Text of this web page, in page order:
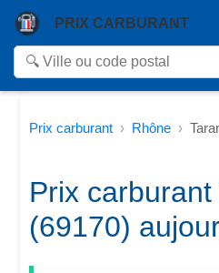
PRIX CARBURANT
Prix carburant Rhône
Prix carburant
(69170)